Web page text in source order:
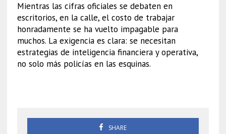
Mientras las cifras oficiales se debaten en
escritorios, en la calle, el costo de trabajar
honradamente se ha vuelto impagable para
muchos. La exigencia es clara: se necesitan
estrategias de inteligencia financiera y operativa,
no solo más policías en las esquinas.
SHARE